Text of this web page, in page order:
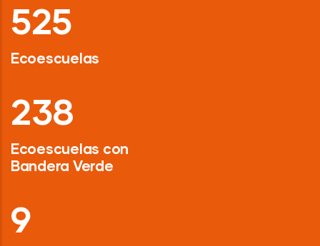
718
Ecoescuelas
326
Ecoescuelas con
Bandera Verde
13